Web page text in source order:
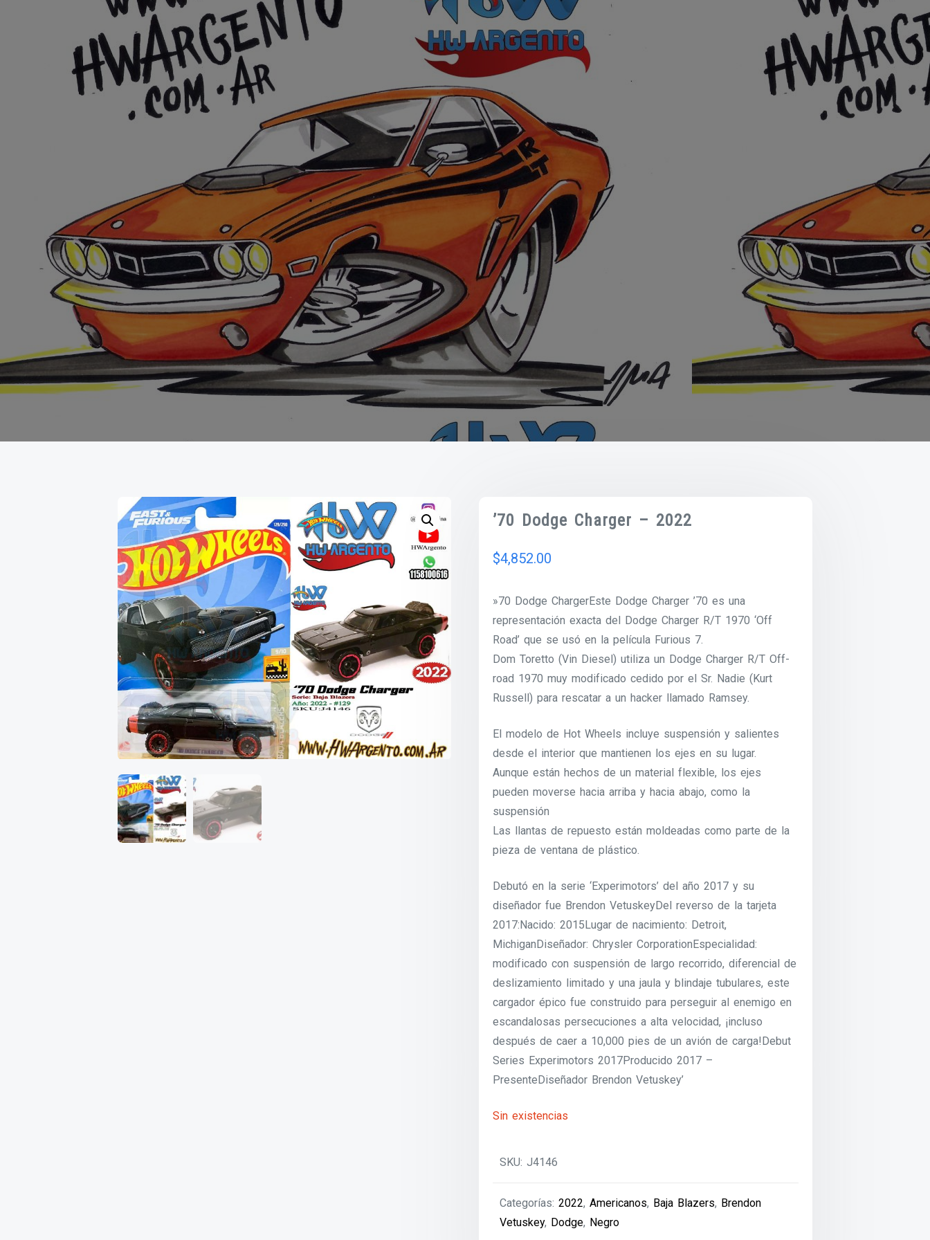
’70 Dodge Charger – 2022
$4,852.00
»70 Dodge ChargerEste Dodge Charger ’70 es una
representación exacta del Dodge Charger R/T 1970 ‘Off
Road’ que se usó en la película Furious 7.
Dom Toretto (Vin Diesel) utiliza un Dodge Charger R/T Off-
road 1970 muy modificado cedido por el Sr. Nadie (Kurt
Russell) para rescatar a un hacker llamado Ramsey.
El modelo de Hot Wheels incluye suspensión y salientes
desde el interior que mantienen los ejes en su lugar.
Aunque están hechos de un material flexible, los ejes
pueden moverse hacia arriba y hacia abajo, como la
suspensión
Las llantas de repuesto están moldeadas como parte de la
pieza de ventana de plástico.
Debutó en la serie ‘Experimotors’ del año 2017 y su
diseñador fue Brendon VetuskeyDel reverso de la tarjeta
2017:Nacido: 2015Lugar de nacimiento: Detroit,
MichiganDiseñador: Chrysler CorporationEspecialidad:
modificado con suspensión de largo recorrido, diferencial de
deslizamiento limitado y una jaula y blindaje tubulares, este
cargador épico fue construido para perseguir al enemigo en
escandalosas persecuciones a alta velocidad, ¡incluso
después de caer a 10,000 pies de un avión de carga!Debut
Series Experimotors 2017Producido 2017 –
PresenteDiseñador Brendon Vetuskey’
Sin existencias
SKU:J4146
Categorías:2022,Americanos, Baja Blazers, Brendon
Vetuskey, Dodge, Negro